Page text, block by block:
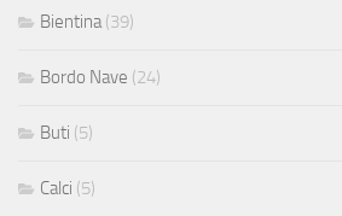
Bientina (39)
Bordo Nave (24)
Buti (5)
Calci (5)